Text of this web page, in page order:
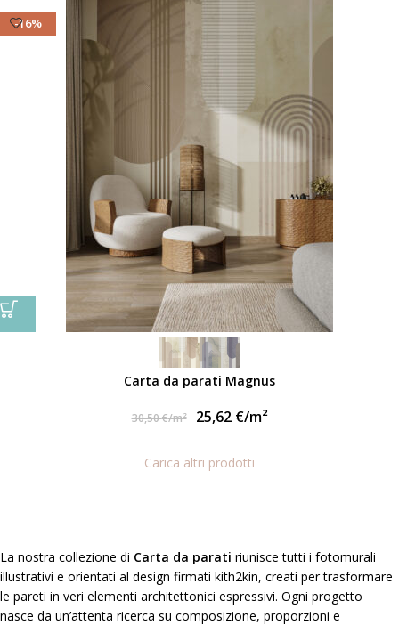
-16%
Carta da parati Magnus
30,50€/m² 25,62 €/m²
Carica altri prodotti
La nostra collezione di Carta da parati riunisce tutti i fotomurali
illustrativi e orientati al design firmati kith2kin, creati per trasformare
le pareti in veri elementi architettonici espressivi. Ogni progetto
nasce da un’attenta ricerca su composizione, proporzioni e